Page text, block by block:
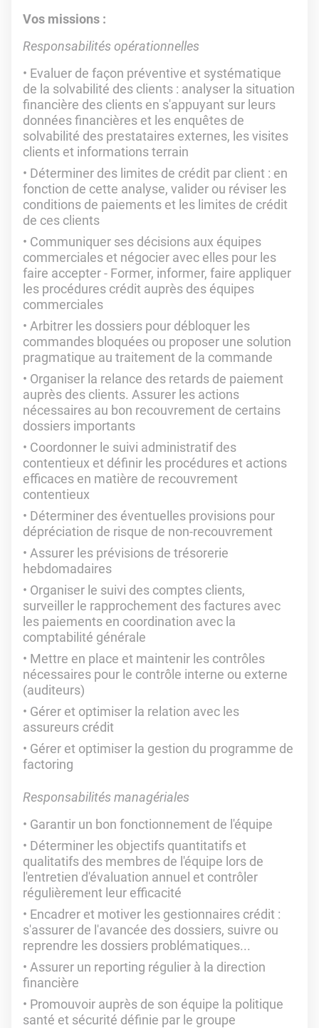
Vos missions :
Responsabilités opérationnelles
Evaluer de façon préventive et systématique
de la solvabilité des clients : analyser la situation
financière des clients en s'appuyant sur leurs
données financières et les enquêtes de
solvabilité des prestataires externes, les visites
clients et informations terrain
Déterminer des limites de crédit par client : en
fonction de cette analyse, valider ou réviser les
conditions de paiements et les limites de crédit
de ces clients
Communiquer ses décisions aux équipes
commerciales et négocier avec elles pour les
faire accepter - Former, informer, faire appliquer
les procédures crédit auprès des équipes
commerciales
Arbitrer les dossiers pour débloquer les
commandes bloquées ou proposer une solution
pragmatique au traitement de la commande
Organiser la relance des retards de paiement
auprès des clients. Assurer les actions
nécessaires au bon recouvrement de certains
dossiers importants
Coordonner le suivi administratif des
contentieux et définir les procédures et actions
efficaces en matière de recouvrement
contentieux
Déterminer des éventuelles provisions pour
dépréciation de risque de non-recouvrement
Assurer les prévisions de trésorerie
hebdomadaires
Organiser le suivi des comptes clients,
surveiller le rapprochement des factures avec
les paiements en coordination avec la
comptabilité générale
Mettre en place et maintenir les contrôles
nécessaires pour le contrôle interne ou externe
(auditeurs)
Gérer et optimiser la relation avec les
assureurs crédit
Gérer et optimiser la gestion du programme de
factoring
Responsabilités managériales
Garantir un bon fonctionnement de l'équipe
Déterminer les objectifs quantitatifs et
qualitatifs des membres de l'équipe lors de
l'entretien d'évaluation annuel et contrôler
régulièrement leur efficacité
Encadrer et motiver les gestionnaires crédit :
s'assurer de l'avancée des dossiers, suivre ou
reprendre les dossiers problématiques...
Assurer un reporting régulier à la direction
financière
Promouvoir auprès de son équipe la politique
santé et sécurité définie par le groupe